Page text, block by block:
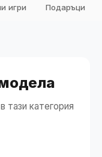
игри Подаръци
тази категория